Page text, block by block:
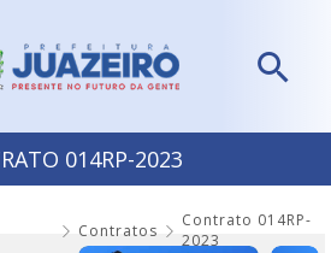
014RP-2023
Contratos
Contrato 014RP-
2023